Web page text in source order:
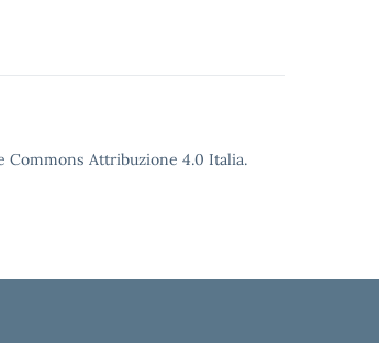
Commons Attribuzione 4.0 Italia.